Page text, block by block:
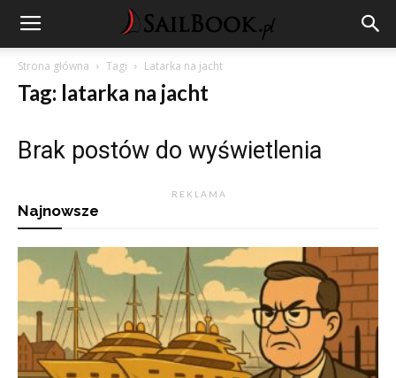
Strona główna Tagi Latarka na jacht
Tag: latarka na jacht
Brak postów do wyświetlenia
R E K L A M A
Najnowsze